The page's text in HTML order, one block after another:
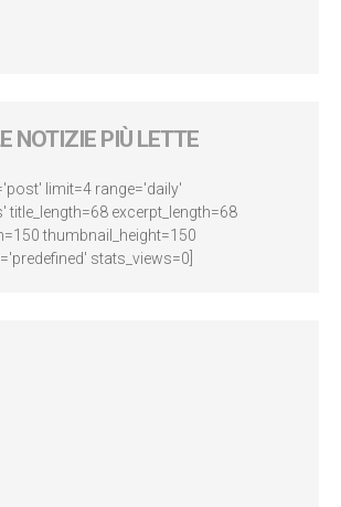
NOTIZIE PIÙ LETTE
limit=4 range='daily'
title_length=68 excerpt_length=68
thumbnail_height=150
stats_views=0]